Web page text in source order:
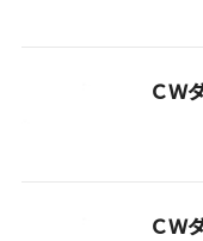
ＣＷ
ＣＷ